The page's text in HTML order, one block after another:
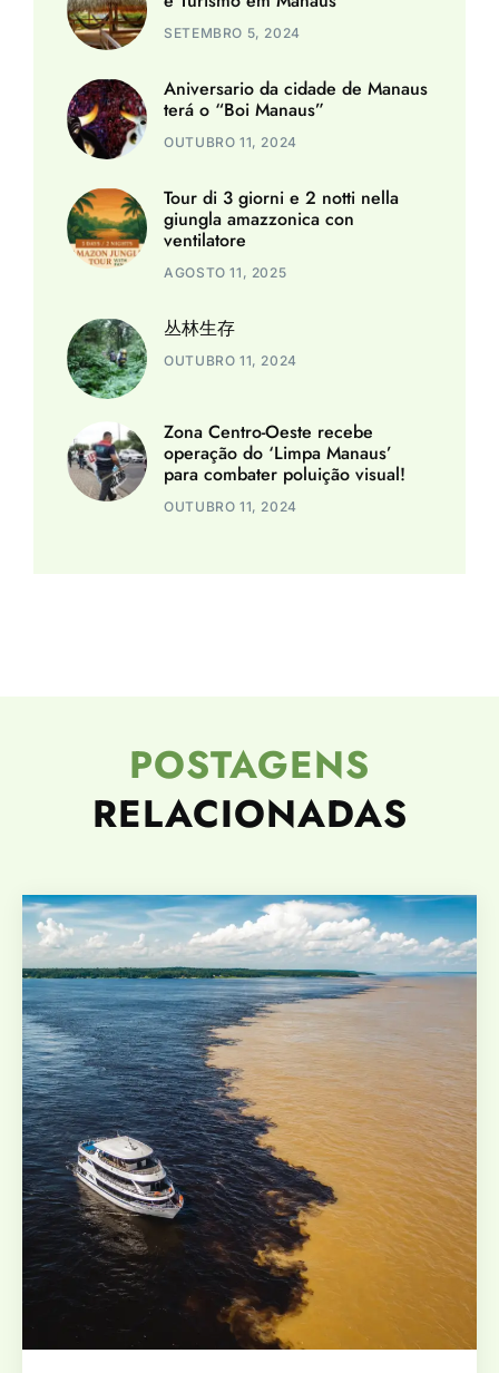
SETEMBRO 5, 2024
Aniversario da cidade de Manaus
terá o “Boi Manaus”
OUTUBRO 11, 2024
Tour di 3 giorni e 2 notti nella
giungla amazzonica con
ventilatore
AGOSTO 11, 2025
丛林生存
OUTUBRO 11, 2024
Zona Centro-Oeste recebe
operação do ‘Limpa Manaus’
para combater poluição visual!
OUTUBRO 11, 2024
POSTAGENS
RELACIONADAS